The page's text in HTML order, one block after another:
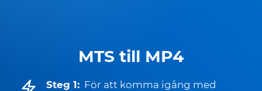
MTS till MP4
Steg 1: För att komma igång med